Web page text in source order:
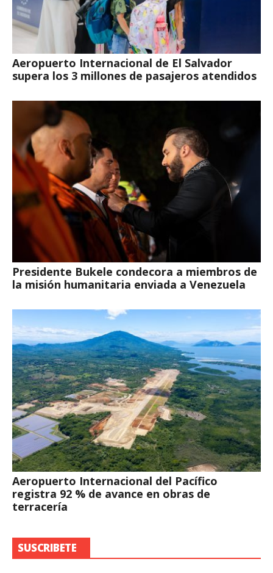
Aeropuerto Internacional de El Salvador
supera los 3 millones de pasajeros atendidos
Presidente Bukele condecora a miembros de
la misión humanitaria enviada a Venezuela
Aeropuerto Internacional del Pacífico
registra 92 % de avance en obras de
terracería
SUSCRIBETE